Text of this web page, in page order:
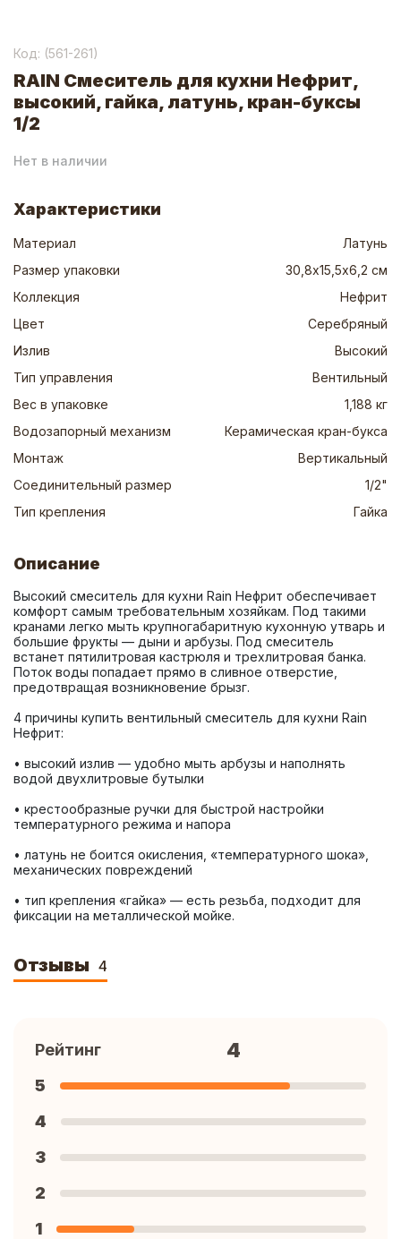
Код: (561-261)
RAIN Смеситель для кухни Нефрит,
высокий, гайка, латунь, кран-буксы
1/2
Нет в наличии
Характеристики
Материал
Латунь
Размер упаковки
30,8х15,5х6,2 см
Коллекция
Нефрит
Цвет
Серебряный
Излив
Высокий
Тип управления
Вентильный
Вес в упаковке
1,188 кг
Водозапорный механизм
Керамическая кран-букса
Монтаж
Вертикальный
Соединительный размер
1/2"
Тип крепления
Гайка
Описание
Высокий смеситель для кухни Rain Нефрит обеспечивает
комфорт самым требовательным хозяйкам. Под такими
кранами легко мыть крупногабаритную кухонную утварь и
большие фрукты — дыни и арбузы. Под смеситель
встанет пятилитровая кастрюля и трехлитровая банка.
Поток воды попадает прямо в сливное отверстие,
4 причины купить вентильный смеситель для кухни Rain
• высокий излив — удобно мыть арбузы и наполнять
• крестообразные ручки для быстрой настройки
• латунь не боится окисления, «температурного шока»,
• тип крепления «гайка» — есть резьба, подходит для
фиксации на металлической мойке.
Отзывы 4
Рейтинг 4
5
4
3
2
1